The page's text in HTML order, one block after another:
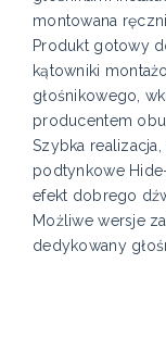
montowana
Produkt gotowy
kątowniki
głośnikowego,
producentem
Szybka
podtynkowe
efekt dobrego
Możliwe wersje
dedykowany